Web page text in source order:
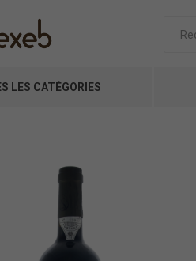
LES CATÉGORIES